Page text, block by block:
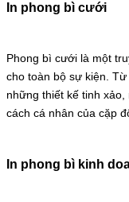
In phong bì cưới
Phong bì cưới là một
cho toàn bộ sự kiện.
những thiết kế tinh
cách cá nhân của cặp
In phong bì kinh